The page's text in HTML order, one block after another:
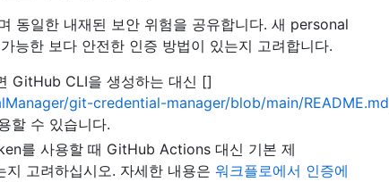
동일한 내재된 보안 위험을 공유합니다. 새 personal
능한 보다 안전한 인증 방법이 있는지 고려합니다.
GitHub CLI을 생성하는 대신 []
git-credential-manager/blob/main/README.md
할 수 있습니다.
를 사용할 때 GitHub Actions 대신 기본 제
지 고려하십시오. 자세한 내용은 워크플로에서 인증에